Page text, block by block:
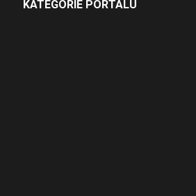
KATEGORIE PORTALU